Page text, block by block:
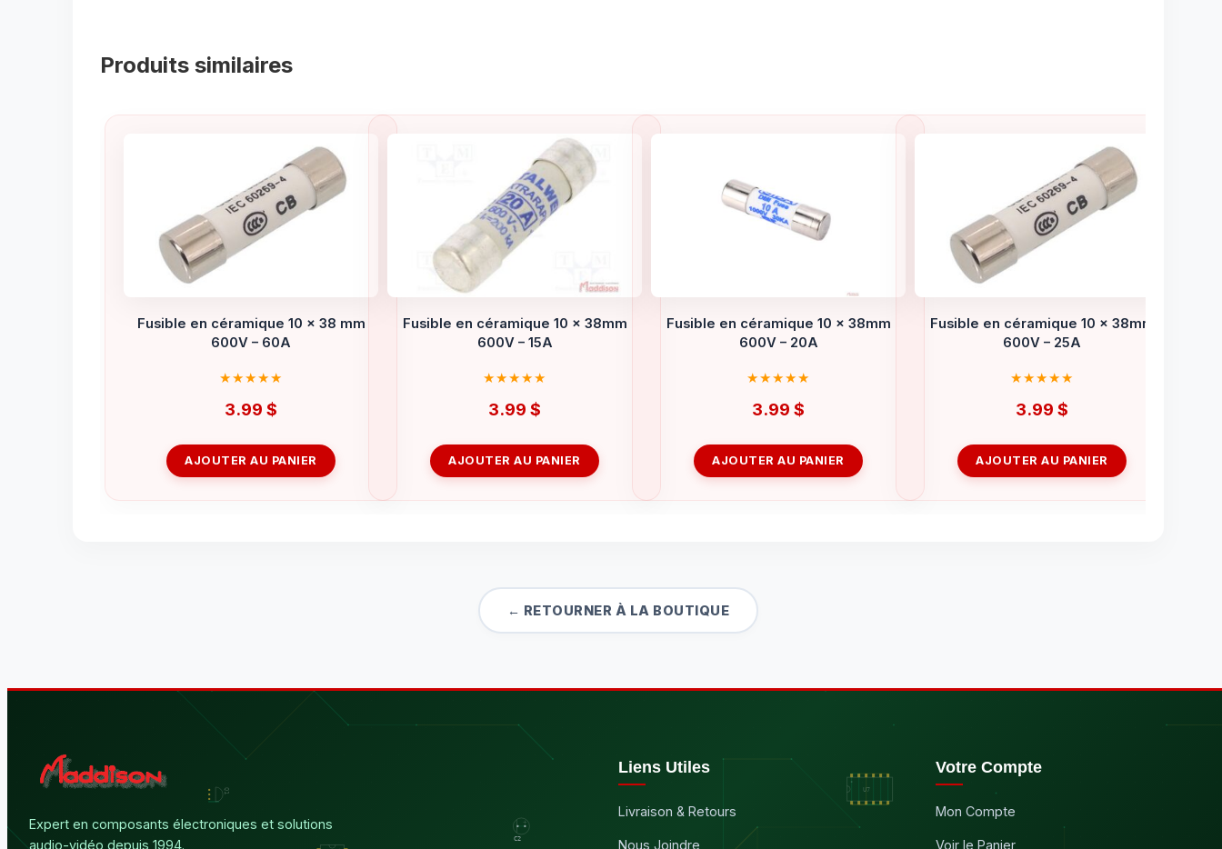
Produits similaires
Fusible en céramique 10 x 38 mm
600V – 60A
3.99 $
AJOUTER AU PANIER
Fusible en céramique 10 x 38mm
600V – 15A
3.99 $
AJOUTER AU PANIER
Fusible en céramique 10 x 38mm
600V – 20A
3.99 $
AJOUTER AU PANIER
Fusible en céramique 10 x 38mm
600V – 25A
3.99 $
AJOUTER AU PANIER
← RETOURNER À LA BOUTIQUE
Expert en composants électroniques et solutions
audio-vidéo depuis 1994.
Liens Utiles
Livraison & Retours
Nous Joindre
Votre Compte
Mon Compte
Voir le Panier